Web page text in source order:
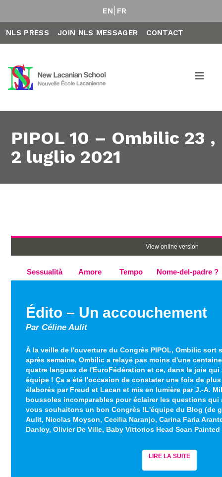
EN FR
NLS PRESS JOIN NLS MESSAGER CONTACT
PIPOL 10 – Ombilic 23 ,
2 luglio 2021
View online version
Sessualità Amore Tempo Nome-del-padre ?
Édito – Un accouchement
Par Céline Aulit
À la veille de l'ouverture du Congrès PIPOL, Ombilic sort
après semaine, Ombilic a relayé pas moins d'une
quatre langues de l'EuroFédération et ce, dans la joie
équipe ! Ça a été l'occasion de constater une fois de
élaborés par Freud et Lacan et mis en lumière par J.-A.
boussoles incomparables pour éclairer les questions
vous souhaitons un bon Congrès !L'équipe du Blog (de
Aulit, Nicolas Moyson, Cecilia Naranjo, Carina Faria
Danloy, Olivier De Ville, Baby Vittorios Head Scan
LIRE LA SUITE